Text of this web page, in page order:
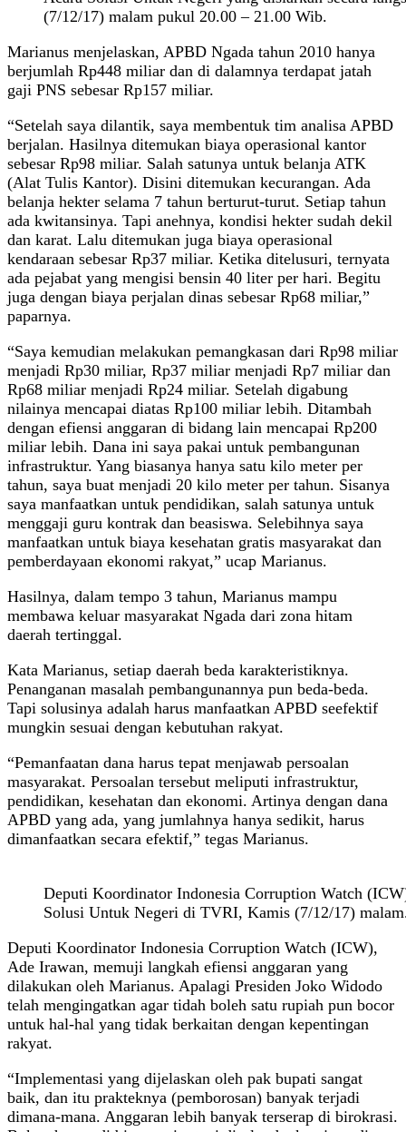
(7/12/17) malam pukul 20.00 – 21.00 Wib.
Marianus menjelaskan, APBD Ngada tahun 2010 hanya
berjumlah Rp448 miliar dan di dalamnya terdapat jatah
gaji PNS sebesar Rp157 miliar.
“Setelah saya dilantik, saya membentuk tim analisa APBD
berjalan. Hasilnya ditemukan biaya operasional kantor
sebesar Rp98 miliar. Salah satunya untuk belanja ATK
(Alat Tulis Kantor). Disini ditemukan kecurangan. Ada
belanja hekter selama 7 tahun berturut-turut. Setiap tahun
ada kwitansinya. Tapi anehnya, kondisi hekter sudah dekil
dan karat. Lalu ditemukan juga biaya operasional
kendaraan sebesar Rp37 miliar. Ketika ditelusuri, ternyata
ada pejabat yang mengisi bensin 40 liter per hari. Begitu
juga dengan biaya perjalan dinas sebesar Rp68 miliar,”
paparnya.
“Saya kemudian melakukan pemangkasan dari Rp98 miliar
menjadi Rp30 miliar, Rp37 miliar menjadi Rp7 miliar dan
Rp68 miliar menjadi Rp24 miliar. Setelah digabung
nilainya mencapai diatas Rp100 miliar lebih. Ditambah
dengan efiensi anggaran di bidang lain mencapai Rp200
miliar lebih. Dana ini saya pakai untuk pembangunan
infrastruktur. Yang biasanya hanya satu kilo meter per
tahun, saya buat menjadi 20 kilo meter per tahun. Sisanya
saya manfaatkan untuk pendidikan, salah satunya untuk
menggaji guru kontrak dan beasiswa. Selebihnya saya
manfaatkan untuk biaya kesehatan gratis masyarakat dan
pemberdayaan ekonomi rakyat,” ucap Marianus.
Hasilnya, dalam tempo 3 tahun, Marianus mampu
membawa keluar masyarakat Ngada dari zona hitam
daerah tertinggal.
Kata Marianus, setiap daerah beda karakteristiknya.
Penanganan masalah pembangunannya pun beda-beda.
Tapi solusinya adalah harus manfaatkan APBD seefektif
mungkin sesuai dengan kebutuhan rakyat.
“Pemanfaatan dana harus tepat menjawab persoalan
masyarakat. Persoalan tersebut meliputi infrastruktur,
pendidikan, kesehatan dan ekonomi. Artinya dengan dana
APBD yang ada, yang jumlahnya hanya sedikit, harus
dimanfaatkan secara efektif,” tegas Marianus.
Deputi Koordinator Indonesia Corruption Watch
Solusi Untuk Negeri di TVRI, Kamis (7/12/17)
Deputi Koordinator Indonesia Corruption Watch (ICW),
Ade Irawan, memuji langkah efiensi anggaran yang
dilakukan oleh Marianus. Apalagi Presiden Joko Widodo
telah mengingatkan agar tidah boleh satu rupiah pun bocor
untuk hal-hal yang tidak berkaitan dengan kepentingan
rakyat.
“Implementasi yang dijelaskan oleh pak bupati sangat
baik, dan itu prakteknya (pemborosan) banyak terjadi
dimana-mana. Anggaran lebih banyak terserap di birokrasi.